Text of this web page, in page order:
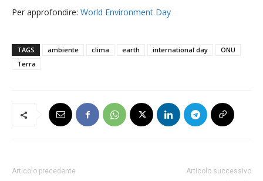
Per approfondire: World Environment Day
TAGS ambiente clima earth international day
ONU
Terra
Articolo precedente Articolo successivo